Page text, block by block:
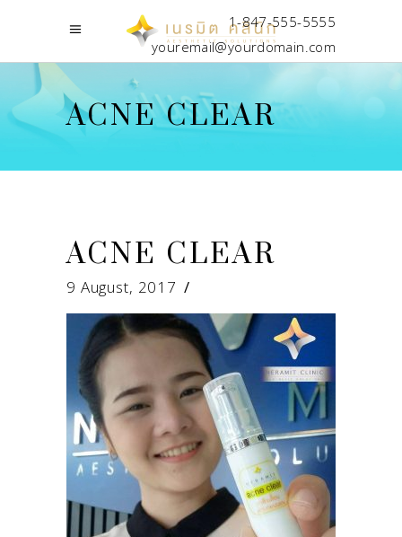
1-847-555-5555
youremail@yourdomain.com
ACNE CLEAR
ACNE CLEAR
9 August, 2017